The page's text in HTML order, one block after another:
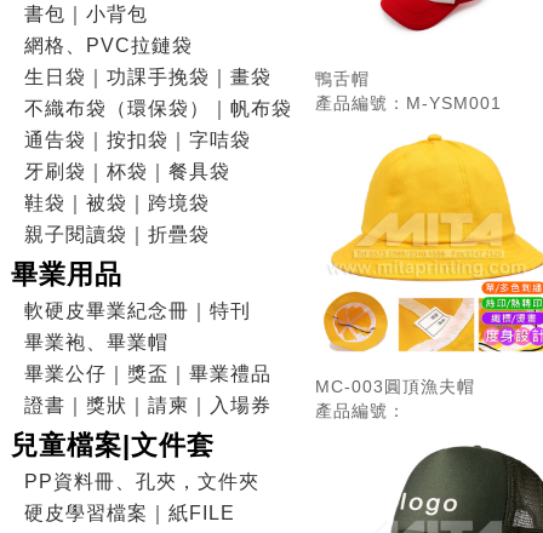
書包｜小背包
網格、PVC拉鏈袋
生日袋｜功課手挽袋｜畫袋
不織布袋（環保袋）｜帆布袋
通告袋｜按扣袋｜字咭袋
牙刷袋｜杯袋｜餐具袋
鞋袋｜被袋｜跨境袋
親子閱讀袋｜折疊袋
畢業用品
軟硬皮畢業紀念冊｜特刊
畢業袍、畢業帽
畢業公仔｜獎盃｜畢業禮品
證書｜獎狀｜請柬｜入場券
兒童檔案|文件套
PP資料冊、孔夾，文件夾
硬皮學習檔案｜紙FILE
鴨舌帽
產品編號：M-YSM001
MC-003圓頂漁夫帽
產品編號：